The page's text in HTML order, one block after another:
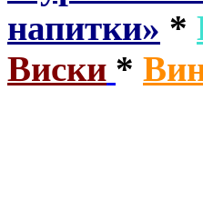
напитки» *
Виски *